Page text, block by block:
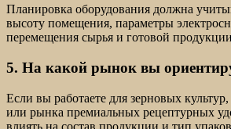
Планировка оборудования должна
высоту помещения, параметры
перемещения сырья и готовой
5. На какой рынок вы
Если вы работаете для зерновых
или рынка премиальных рецептурных
влиять на состав продукции и тип